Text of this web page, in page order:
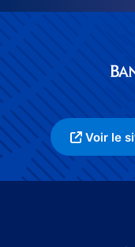
Voir le